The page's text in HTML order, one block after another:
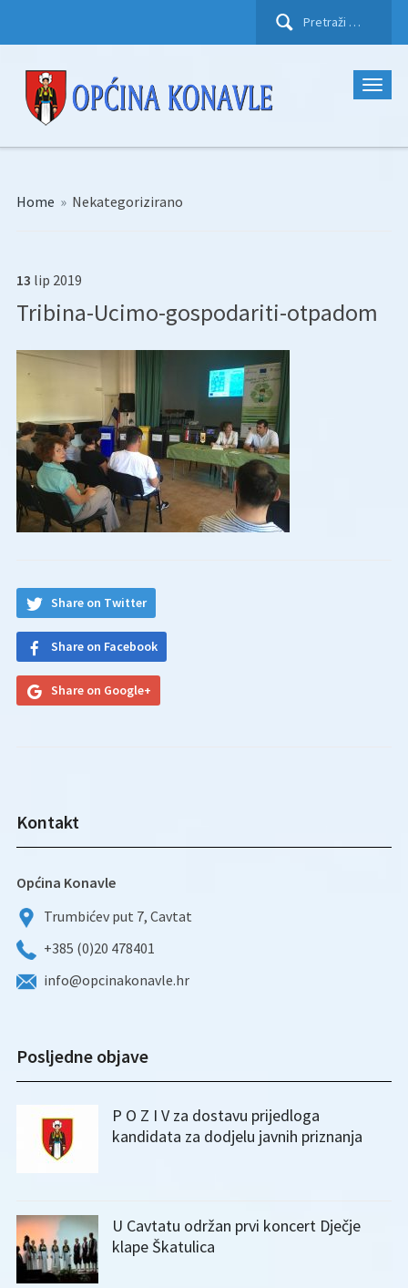
Pretraži:
Home » Nekategorizirano
13 lip 2019
Tribina-Ucimo-gospodariti-otpadom
Share on Twitter
Share on Facebook
Share on Google+
Kontakt
Općina Konavle
Trumbićev put 7, Cavtat
+385 (0)20 478401
info@opcinakonavle.hr
Posljedne objave
P O Z I V za dostavu prijedloga
kandidata za dodjelu javnih priznanja
U Cavtatu održan prvi koncert Dječje
klape Škatulica